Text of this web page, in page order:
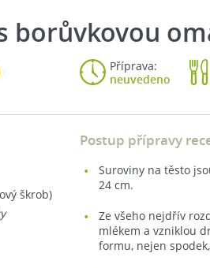
borůvkovou
Příprava:
neuvedeno
škrob)
Postup přípravy
Suroviny na těsto
24 cm.
Ze všeho nejdřív
mlékem a vzniklou
formu, nejen